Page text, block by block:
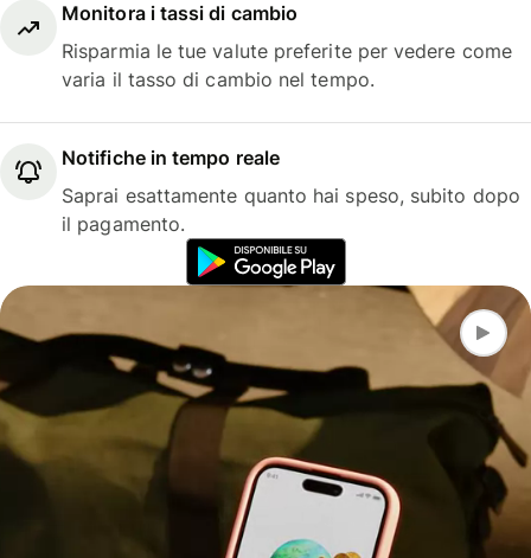
Monitora i tassi di cambio
Risparmia le tue valute preferite per vedere come
varia il tasso di cambio nel tempo.
Notifiche in tempo reale
Saprai esattamente quanto hai speso, subito dopo
il pagamento.